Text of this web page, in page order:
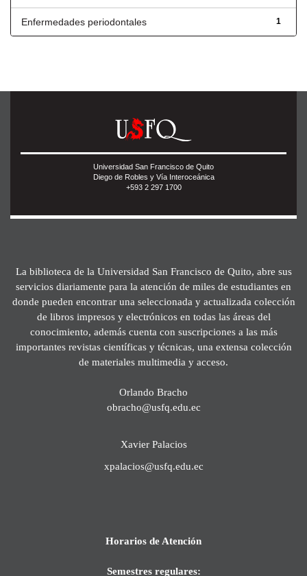
1
Enfermedades periodontales
Universidad San Francisco de Quito
Diego de Robles y Vía Interoceánica
+593 2 297 1700
La biblioteca de la Universidad San Francisco de Quito, abre sus
servicios diariamente para la atención de miles de estudiantes en
donde pueden encontrar una seleccionada y actualizada colección
de libros impresos y electrónicos en todas las áreas del
conocimiento, además cuenta con suscripciones a las más
importantes revistas científicas y técnicas, una extensa colección
de materiales multimedia y acceso.
Orlando Bracho
obracho@usfq.edu.ec
Xavier Palacios
xpalacios@usfq.edu.ec
Horarios de Atención
Semestres regulares: